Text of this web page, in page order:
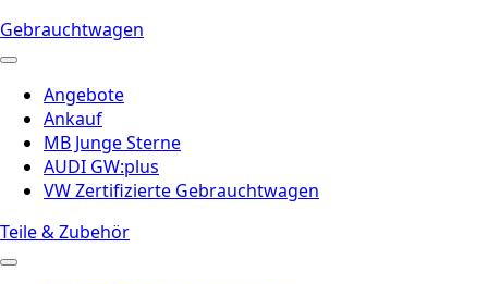
Gebrauchtwagen
Angebote
Ankauf
MB Junge Sterne
AUDI GW:plus
VW Zertifizierte Gebrauchtwagen
Teile & Zubehör